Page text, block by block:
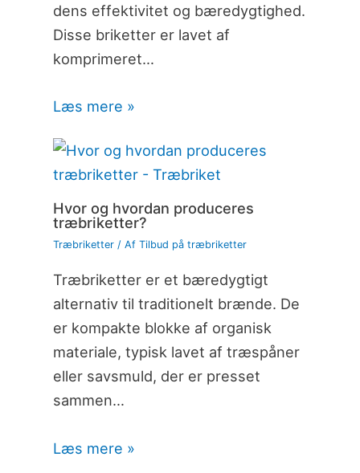
dens effektivitet og bæredygtighed.
Disse briketter er lavet af
komprimeret…
Læs mere »
Hvor og hvordan produceres
træbriketter?
Træbriketter/ Af Tilbud på træbriketter
Træbriketter er et bæredygtigt
alternativ til traditionelt brænde. De
er kompakte blokke af organisk
materiale, typisk lavet af træspåner
eller savsmuld, der er presset
sammen…
Læs mere »